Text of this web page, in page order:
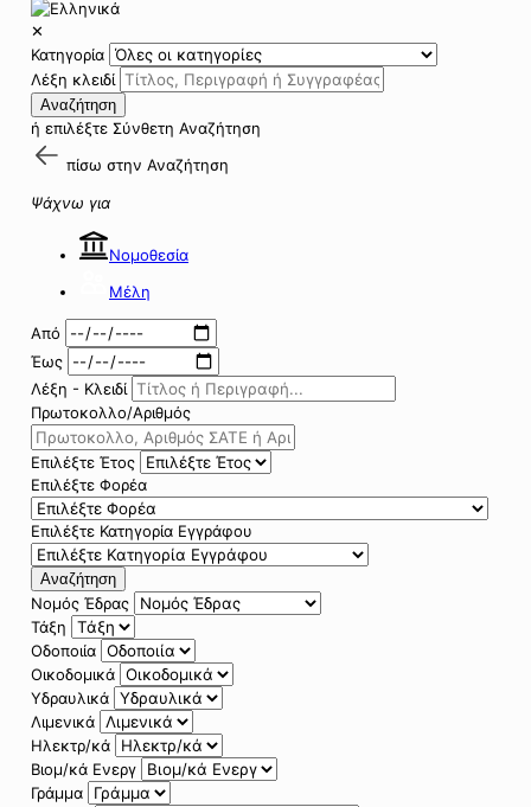
✕
Κατηγορία
Λέξη κλειδί
Αναζήτηση
ή επιλέξτε Σύνθετη Αναζήτηση
πίσω στην Αναζήτηση
Ψάχνω για
Νομοθεσία
Μέλη
Από
Έως
Λέξη - Κλειδί
Πρωτοκολλο/Αριθμός
Επιλέξτε Έτος
Επιλέξτε Φορέα
Επιλέξτε Κατηγορία Εγγράφου
Αναζήτηση
Νομός Έδρας
Τάξη
Οδοποιία
Οικοδομικά
Υδραυλικά
Λιμενικά
Ηλεκτρ/κά
Βιομ/κά Ενεργ
Γράμμα